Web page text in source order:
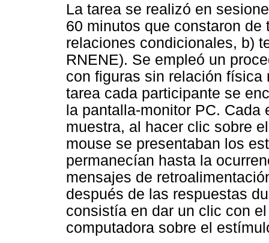
La tarea se realizó en
60 minutos que constaron
relaciones condicionales, b)
RNENE). Se empleó un
con figuras sin relación
tarea cada participante se
la pantalla-monitor PC.
muestra, al hacer clic sobre
mouse se presentaban los
permanecían hasta la
mensajes de
después de las respuestas
consistía en dar un clic con
computadora sobre el